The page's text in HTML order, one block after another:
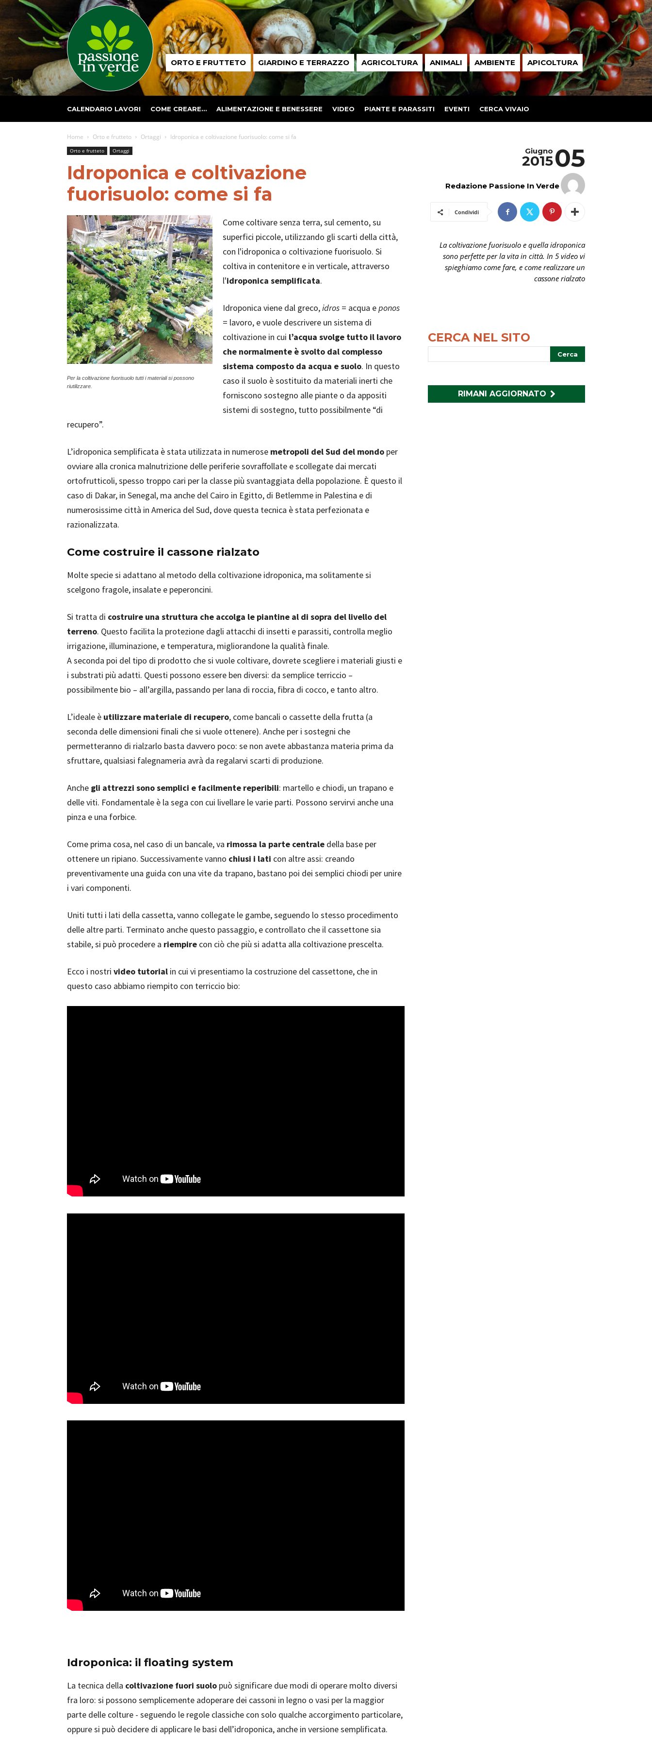
Passione
in ORTO E FRUTTETO GIARDINO E TERRAZZO AGRICOLTURA ANIMALI AMBIENTE APICOLTURA
CALENDARIO LAVORI COME CREARE… ALIMENTAZIONE E BENESSERE VIDEO PIANTE E PARASSITI EVENTI CERCA VIVAIO
Home Orto e frutteto Ortaggi Idroponica e coltivazione fuorisuolo: come si fa
Orto e frutteto Ortaggi
Idroponica e coltivazione
fuorisuolo: come si fa
Per la coltivazione fuorisuolo tutti i materiali si possono
riutilizzare.
Come coltivare senza terra, sul cemento, su
superfici piccole, utilizzando gli scarti della città,
con l'idroponica o coltivazione fuorisuolo. Si
coltiva in contenitore e in verticale, attraverso
l'idroponica semplificata.
Idroponica viene dal greco,idros = acqua eponos
= lavoro, e vuole descrivere un sistema di
coltivazione in cui l’acqua svolge tutto il lavoro
che normalmente è svolto dal complesso
sistema composto da acqua e suolo. In questo
caso il suolo è sostituito da materiali inerti che
forniscono sostegno alle piante o da appositi
sistemi di sostegno, tutto possibilmente “di
recupero”.
L’idroponica semplificata è stata utilizzata in numerose metropoli del Sud del mondo per
ovviare alla cronica malnutrizione delle periferie sovraffollate e scollegate dai mercati
ortofrutticoli, spesso troppo cari per la classe più svantaggiata della popolazione. È questo il
caso di Dakar, in Senegal, ma anche del Cairo in Egitto, di Betlemme in Palestina e di
numerosissime città in America del Sud, dove questa tecnica è stata perfezionata e
razionalizzata.
Come costruire il cassone rialzato
Molte specie si adattano al metodo della coltivazione idroponica, ma solitamente si
scelgono fragole, insalate e peperoncini.
Si tratta di costruire una struttura che accolga le piantine al di sopra del livello del
terreno. Questo facilita la protezione dagli attacchi di insetti e parassiti, controlla meglio
irrigazione, illuminazione, e temperatura, migliorandone la qualità finale.
A seconda poi del tipo di prodotto che si vuole coltivare, dovrete scegliere i materiali giusti e
i substrati più adatti. Questi possono essere ben diversi: da semplice terriccio –
possibilmente bio – all’argilla, passando per lana di roccia, fibra di cocco, e tanto altro.
L’ideale è utilizzare materiale di recupero, come bancali o cassette della frutta (a
seconda delle dimensioni finali che si vuole ottenere). Anche per i sostegni che
permetteranno di rialzarlo basta davvero poco: se non avete abbastanza materia prima da
sfruttare, qualsiasi falegnameria avrà da regalarvi scarti di produzione.
Anche gli attrezzi sono semplici e facilmente reperibili: martello e chiodi, un trapano e
delle viti. Fondamentale è la sega con cui livellare le varie parti. Possono servirvi anche una
pinza e una forbice.
Come prima cosa, nel caso di un bancale, va rimossa la parte centrale della base per
ottenere un ripiano. Successivamente vanno chiusi i lati con altre assi: creando
preventivamente una guida con una vite da trapano, bastano poi dei semplici chiodi per unire
i vari componenti.
Uniti tutti i lati della cassetta, vanno collegate le gambe, seguendo lo stesso procedimento
delle altre parti. Terminato anche questo passaggio, e controllato che il cassettone sia
stabile, si può procedere a riempire con ciò che più si adatta alla coltivazione prescelta.
Ecco i nostri video tutorial in cui vi presentiamo la costruzione del cassettone, che in
questo caso abbiamo riempito con terriccio bio:
Idroponica: il floating system
La tecnica della coltivazione fuori suolo può significare due modi di operare molto diversi
fra loro: si possono semplicemente adoperare dei cassoni in legno o vasi per la maggior
parte delle colture - seguendo le regole classiche con solo qualche accorgimento particolare,
oppure si può decidere di applicare le basi dell’idroponica, anche in versione semplificata.
05
Giugno
2015
Redazione Passione In Verde
Condividi
La coltivazione fuorisuolo e quella idroponica
sono perfette per la vita in città. In 5 video vi
spieghiamo come fare, e come realizzare un
cassone rialzato
CERCA NEL SITO
RIMANI AGGIORNATO